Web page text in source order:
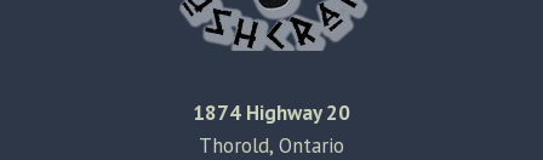
1874 Highway 20
Thorold, Ontario